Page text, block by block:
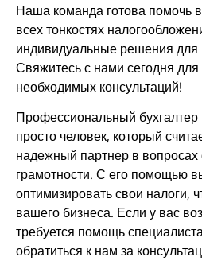
Наша команда готова помочь
всех тонкостях
индивидуальные решения для
Свяжитесь с нами сегодня для
необходимых консультаций!
Профессиональный
просто человек, который
надежный партнер в
грамотности. С его помощью
оптимизировать свои налоги,
вашего бизнеса. Если у вас
требуется помощь
обратиться к нам за